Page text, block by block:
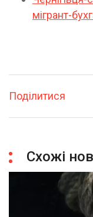
мігрант-
Поділитися
Схожі